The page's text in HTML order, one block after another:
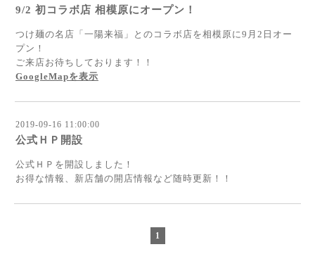
9/2 初コラボ店 相模原にオープン！
つけ麺の名店「一陽来福」とのコラボ店を相模原に9月2日オー
プン！
ご来店お待ちしております！！
GoogleMapを表示
2019-09-16 11:00:00
公式ＨＰ開設
公式ＨＰを開設しました！
お得な情報、新店舗の開店情報など随時更新！！
1